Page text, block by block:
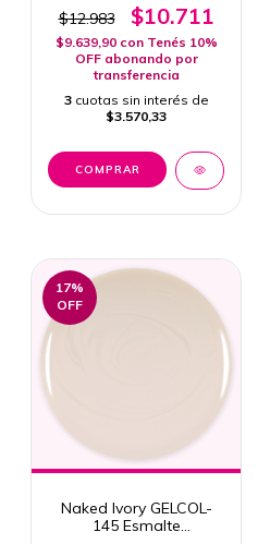
$12.983
$10.711
$9.639,90 con Tenés 10%
OFF abonando por
transferencia
3 cuotas sin interés de
$3.570,33
17%
OFF
Naked Ivory GELCOL-
145 Esmalte